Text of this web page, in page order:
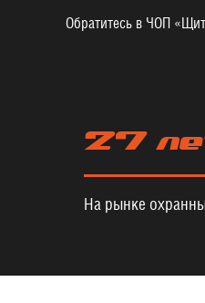
Обратитесь в ЧОП
27
На рынке